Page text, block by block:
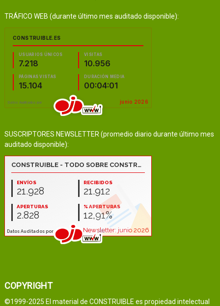
TRÁFICO WEB (durante último mes auditado disponible):
SUSCRIPTORES NEWSLETTER (promedio diario durante último mes
auditado disponible):
COPYRIGHT
©1999-2025 El material de CONSTRUIBLE es propiedad intelectual